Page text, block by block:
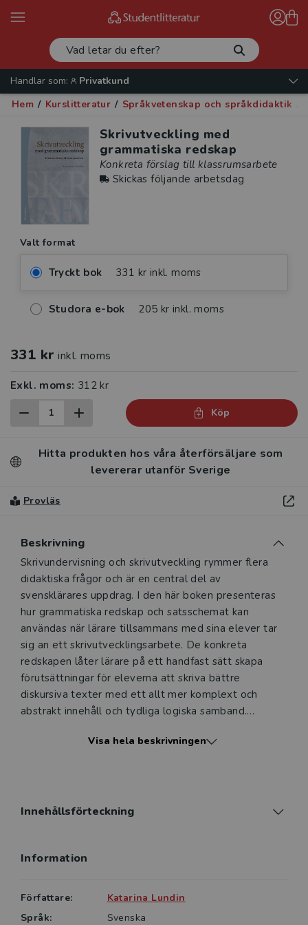
Handlar som:
Privatkund
Hem / Kurslitteratur / Språkvetenskap och språkdidaktik
Skrivutveckling med
grammatiska redskap
Konkreta förslag till klassrumsarbete
Skickas följande arbetsdag
Valt format
Tryckt bok 331 kr inkl. moms
Studora e-bok 205 kr inkl. moms
331 kr inkl. moms
Exkl. moms: 312 kr
Köp
Hitta produkten hos våra återförsäljare som
levererar utanför Sverige
Provläs
Beskrivning
Beskrivning
Skrivundervisning och skrivutveckling rymmer flera
didaktiska frågor och är en central del av
svensklärares uppdrag. I den här boken presenteras
hur grammatiska redskap och satsschemat kan
användas när lärare tillsammans med sina elever tar
sig an ett skrivutvecklingsarbete. De konkreta
redskapen låter lärare på ett handfast sätt skapa
förutsättningar för eleverna att skriva bättre
diskursiva texter med ett allt mer komplext och
abstrakt innehåll och tydliga logiska samband.
Skrivundervisning har även ett
ta fasta på i skrivutvecklingsarbetet beroende på
tillfälle att också låta eleverna tillägna sig ett
Visa hela beskrivningen
Innehållsförteckning
Information
Författare:
Katarina Lundin
Språk:
Svenska